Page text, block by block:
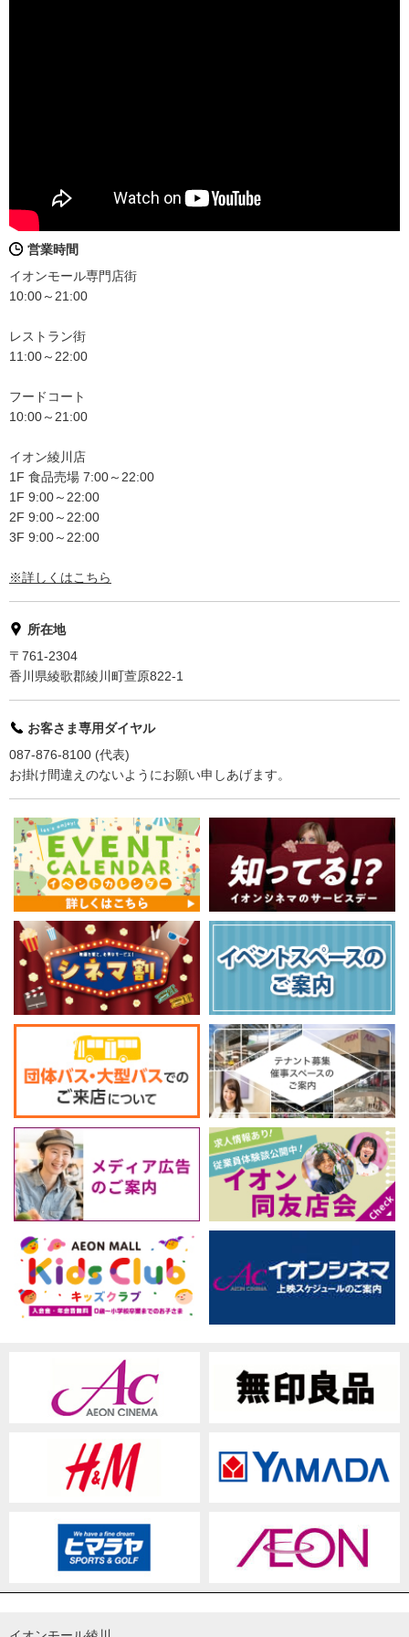
営業時間
イオンモール専門店街
10:00～21:00
レストラン街
11:00～22:00
フードコート
10:00～21:00
イオン綾川店
1F 食品売場 7:00～22:00
1F 9:00～22:00
2F 9:00～22:00
3F 9:00～22:00
※詳しくはこちら
所在地
〒761-2304
香川県綾歌郡綾川町萱原822-1
お客さま専用ダイヤル
087-876-8100 (代表)
お掛け間違えのないようにお願い申しあげます。